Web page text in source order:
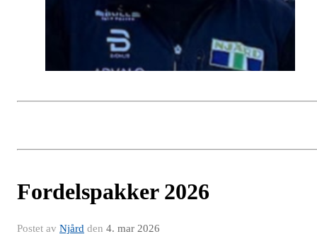
Fordelspakker 2026
Postet av Njård den 4. mar 2026